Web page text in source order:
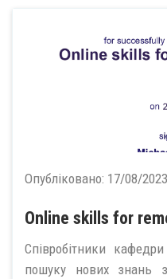
Опубліковано: 17/08/2023
Online skills for
Співробітники
пошуку нових знань